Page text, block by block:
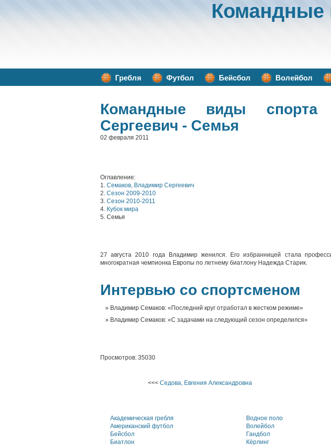
Командные
Гребля Футбол Бейсбол Волейбол
Командные виды спорта
Сергеевич - Семья
02 февраля 2011
Оглавление:
1. Семаков, Владимир Сергеевич
2. Сезон 2009-2010
3. Сезон 2010-2011
4. Кубок мира
5. Семья
27 августа 2010 года Владимир женился. Его избранницей стала
многократная чемпионка Европы по летнему биатлону Надежда Старик.
Интервью со спортсменом
Владимир Семаков: «Последний круг отработал в жестком режиме»
Владимир Семаков: «С задачами на следующий сезон определился»
Просмотров: 35030
<<< Седова, Евгения Александровна
Академическая гребля
Американский футбол
Бейсбол
Биатлон
Водное поло
Волейбол
Гандбол
Кёрлинг